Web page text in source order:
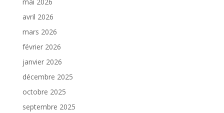
avril 2026
mars 2026
février 2026
janvier 2026
décembre 2025
octobre 2025
septembre 2025